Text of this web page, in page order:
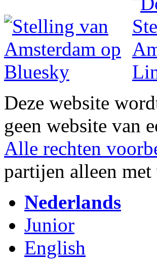
Deze website
geen website van
Alle rechten
partijen alleen
Nederlands
Junior
English